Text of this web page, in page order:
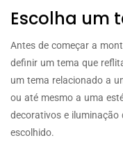
Escolha um
Antes de começar a
definir um tema que
um tema relacionado a
ou até mesmo a uma
decorativos e iluminação
escolhido.